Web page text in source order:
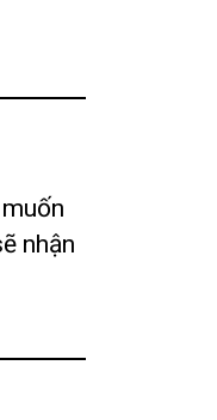
nhận